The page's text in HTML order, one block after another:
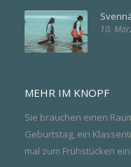
10.
MEHR IM KNOPF
Sie brauchen einen
Geburtstag, ein
mal zum Frühstücken